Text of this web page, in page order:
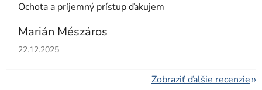
Ochota a príjemný prístup ďakujem
Marián Mészáros
Hodnotenie obchodu je 5 z 5 hviezdičiek.
22.12.2025
Zobraziť ďalšie recenzie